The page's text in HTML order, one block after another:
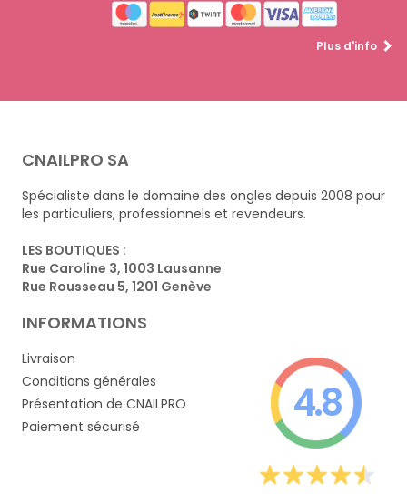
Plus d'info
CNAILPRO SA
Spécialiste dans le domaine des ongles depuis 2008 pour
les particuliers, professionnels et revendeurs.
LES BOUTIQUES :
Rue Caroline 3, 1003 Lausanne
Rue Rousseau 5, 1201 Genève
INFORMATIONS
Livraison
Conditions générales
Présentation de CNAILPRO
Paiement sécurisé
4.8